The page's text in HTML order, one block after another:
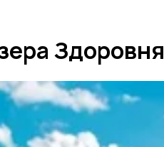
Здоровня